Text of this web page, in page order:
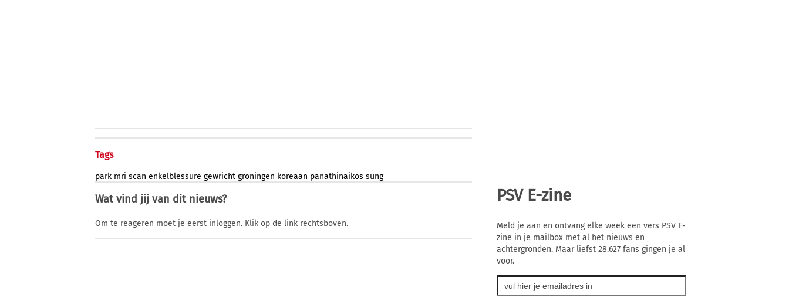
Tags
park mri scan enkelblessure gewricht groningen koreaan panathinaikos sung
Wat vind jij van dit nieuws?
Om te reageren moet je eerst inloggen. Klik op de link rechtsboven.
PSV E-zine
Meld je aan en ontvang elke week een vers PSV E-
zine in je mailbox met al het nieuws en
achtergronden. Maar liefst 28.627 fans gingen je al
voor.